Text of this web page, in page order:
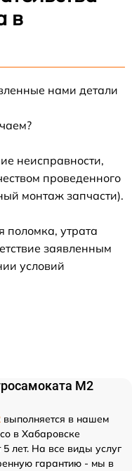
в
нами детали
неисправности,
проведенного
монтаж запчасти).
утрата
заявленным
условий
M2
выполняется в нашем
в Хабаровске
лет. На все виды услуг
гарантию - мы в